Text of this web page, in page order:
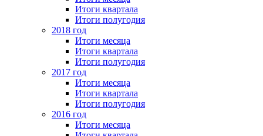
Итоги квартала
Итоги полугодия
2018 год
Итоги месяца
Итоги квартала
Итоги полугодия
2017 год
Итоги месяца
Итоги квартала
Итоги полугодия
2016 год
Итоги месяца